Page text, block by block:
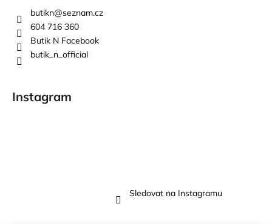
butikn@seznam.cz
604 716 360
Butik N Facebook
butik_n_official
Instagram
Sledovat na Instagramu